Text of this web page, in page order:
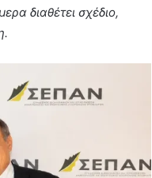
διαθέτει σχέδιο,